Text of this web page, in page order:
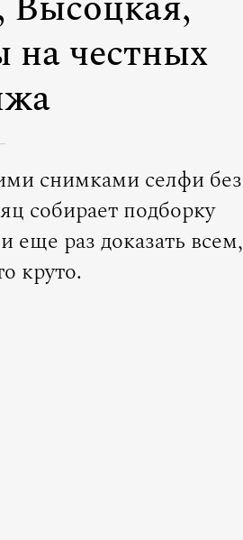
на честных
снимками селфи без
собирает подборку
еще раз доказать всем,
круто.